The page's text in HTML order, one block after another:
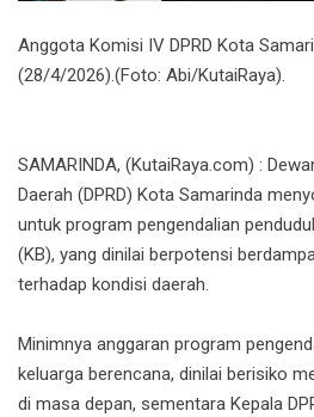
Anggota Komisi IV DPRD Kota
(28/4/2026).(Foto: Abi/KutaiRaya).
SAMARINDA, (KutaiRaya.com) :
Daerah (DPRD) Kota Samarinda
untuk program pengendalian
(KB), yang dinilai berpotensi
terhadap kondisi daerah.
Minimnya anggaran program
keluarga berencana, dinilai berisiko
di masa depan, sementara Kepala